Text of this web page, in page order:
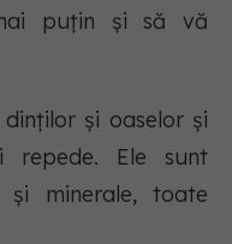
puțin și să vă
și oaselor și
repede. Ele sunt
minerale, toate